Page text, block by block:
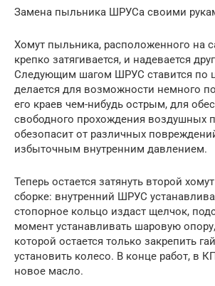
Замена пыльника ШРУСа своими
Хомут пыльника, расположенного на
крепко затягивается, и надевается
Следующим шагом ШРУС ставится по
делается для возможности немного
его краев чем-нибудь острым, для
свободного прохождения воздушных
обезопасит от различных
избыточным внутренним давлением.
Теперь остается затянуть второй
сборке: внутренний ШРУС
стопорное кольцо издаст щелчок,
момент устанавливать шаровую
которой остается только закрепить
установить колесо. В конце работ, в
новое масло.